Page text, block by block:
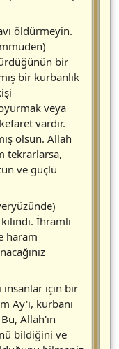
öldürmeyin.
bir
bir kurbanlık
veya
vardır.
olsun. Allah
tekrarlarsa,
ve güçlü
İhramlı
haram
insanlar için bir
Ay'ı, kurbanı
Allah'ın
bildiğini ve